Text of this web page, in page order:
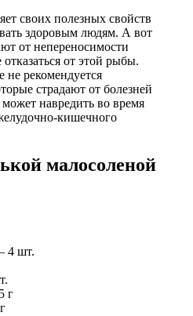
своих полезных свойств
здоровым людям. А вот
от непереносимости
от этой рыбы.
не рекомендуется
страдают от болезней
навредить во время
кишечного
малосоленой
4 шт.
г